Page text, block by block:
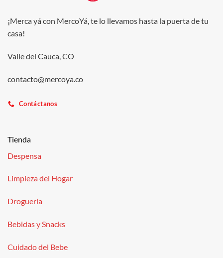
¡Merca yá con MercoYá, te lo llevamos hasta la puerta de tu
casa!
Valle del Cauca, CO
contacto@mercoya.co
Contáctanos
Tienda
Despensa
Limpieza del Hogar
Droguería
Bebidas y Snacks
Cuidado del Bebe